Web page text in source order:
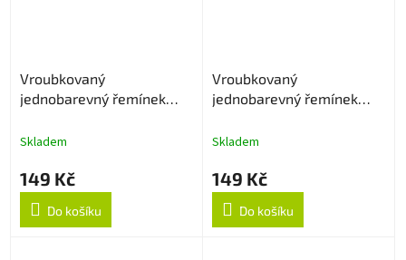
Vroubkovaný
jednobarevný řemínek
Skladem
149 Kč
Do košíku
Vroubkovaný
jednobarevný řemínek
Skladem
149 Kč
Do košíku